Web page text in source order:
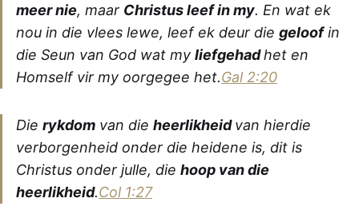
meer nie, maar Christus leef in my. En wat ek
nou in die vlees lewe, leef ek deur die geloofin
die Seun van God wat my liefgehadhet en
Homself vir my oorgegee het.Gal 2:20
Die rykdom van die heerlikheidvan hierdie
verborgenheid onder die heidene is, dit is
Christus onder julle, die hoop van die
heerlikheid.Col 1:27